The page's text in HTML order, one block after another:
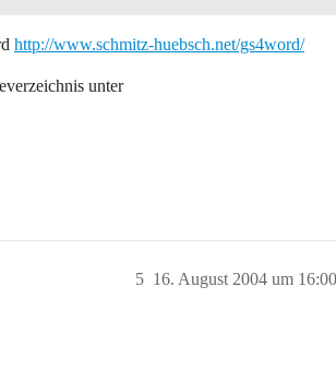
http://www.schmitz-huebsch.net/gs4word/
unter
16. August 2004 um 16:00
5